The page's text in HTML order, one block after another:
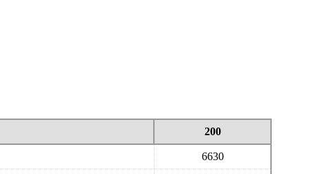
200
6630